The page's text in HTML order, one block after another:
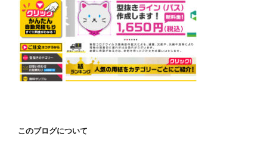
このブログについて